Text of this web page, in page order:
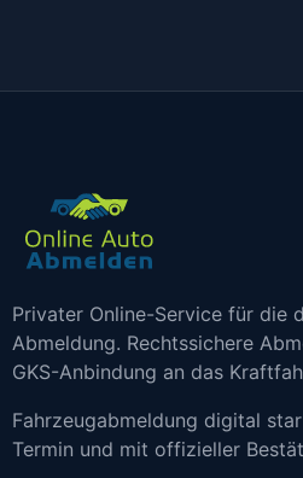
Privater Online-Service für die
Abmeldung. Rechtssichere
GKS-Anbindung an das
Fahrzeugabmeldung digital
Termin und mit offizieller